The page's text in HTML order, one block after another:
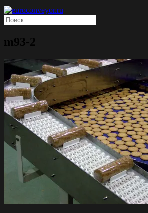
m93-2